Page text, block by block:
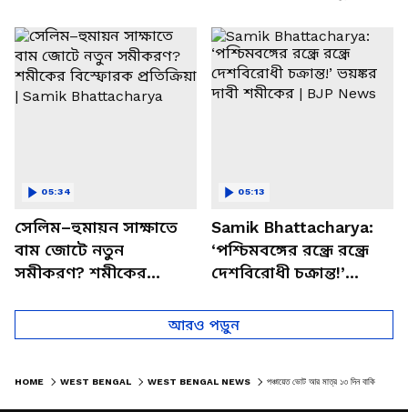
চত্বরে তাণ্ডব
খোলসা করলেন শুভেন্দু
সেলিম–হুমায়ন সাক্ষাতে
বাম জোটে নতুন
সমীকরণ? শমীকের
Samik Bhattacharya
05:34
Samik Bhattacharya:
‘পশ্চিমবঙ্গের রন্ধ্রে রন্ধ্রে
দেশবিরোধী চক্রান্ত!’
BJP News
05:13
আরও পড়ুন
HOME WEST BENGAL WEST BENGAL NEWS